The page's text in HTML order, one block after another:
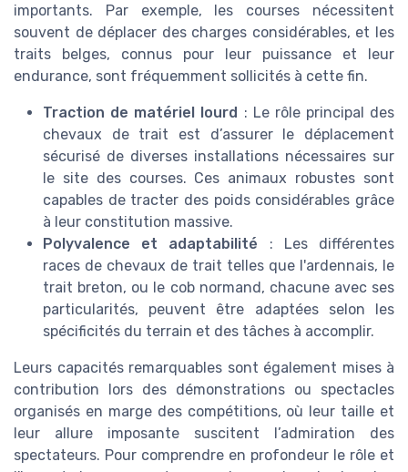
importants. Par exemple, les courses nécessitent
souvent de déplacer des charges considérables, et les
traits belges, connus pour leur puissance et leur
endurance, sont fréquemment sollicités à cette fin.
Traction de matériel lourd : Le rôle principal des
chevaux de trait est d’assurer le déplacement
sécurisé de diverses installations nécessaires sur
le site des courses. Ces animaux robustes sont
capables de tracter des poids considérables grâce
à leur constitution massive.
Polyvalence et adaptabilité : Les différentes
races de chevaux de trait telles que l'ardennais, le
trait breton, ou le cob normand, chacune avec ses
particularités, peuvent être adaptées selon les
spécificités du terrain et des tâches à accomplir.
Leurs capacités remarquables sont également mises à
contribution lors des démonstrations ou spectacles
organisés en marge des compétitions, où leur taille et
leur allure imposante suscitent l’admiration des
spectateurs. Pour comprendre en profondeur le rôle et